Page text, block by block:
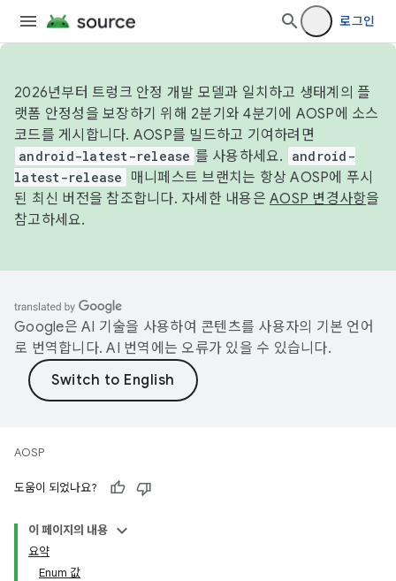
로그인
2026년부터 트렁크 안정 개발 모델과 일치하고 생태계의 플
랫폼 안정성을 보장하기 위해 2분기와 4분기에 AOSP에 소스
코드를 게시합니다. AOSP를 빌드하고 기여하려면
android-latest-release 를 사용하세요.
android-
latest-release
매니페스트 브랜치는 항상 AOSP에 푸시
된 최신 버전을 참조합니다. 자세한 내용은 AOSP 변경사항을
참고하세요.
Google은 AI 기술을 사용하여 콘텐츠를 사용자의 기본 언어
로 번역합니다. AI 번역에는 오류가 있을 수 있습니다.
AOSP
도움이 되었나요?
이 페이지의 내용
요약
Enum 값